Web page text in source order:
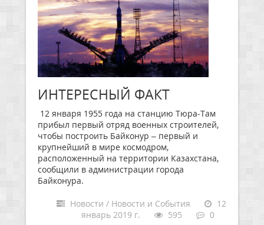
ИНТЕРЕСНЫЙ ФАКТ
12 января 1955 года на станцию Тюра-Там
прибыл первый отряд военных строителей,
чтобы построить Байконур – первый и
крупнейший в мире космодром,
расположенный на территории Казахстана,
сообщили в администрации города
Байконура.
Новости / Новости и События
12
январь 2019 г.
595 0